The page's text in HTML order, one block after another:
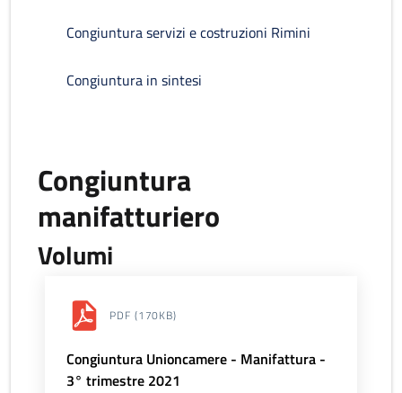
Congiuntura servizi e costruzioni Rimini
Congiuntura in sintesi
Congiuntura
manifatturiero
Volumi
PDF (170KB)
Congiuntura Unioncamere - Manifattura -
3° trimestre 2021